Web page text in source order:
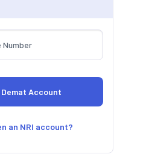
an NRI account?